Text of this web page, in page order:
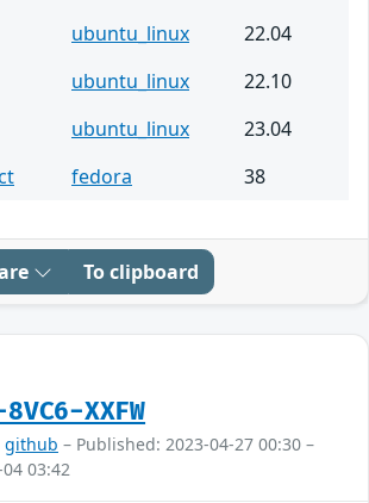
ubuntu_linux
22.04
ubuntu_linux
22.10
ubuntu_linux
23.04
fedora 38
To clipboard
8VC6-XXFW
github – Published: 2023-04-27 00:30 –
03:42